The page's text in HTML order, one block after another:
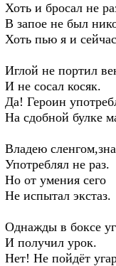
Хоть и бросал не
В запое не был
Хоть пью я и
Иглой не портил
И не сосал косяк.
Да! Героин
На сдобной булке
Владею
Употреблял не раз.
Но от умения сего
Не испытал экстаз.
Однажды в боксе
И получил урок.
Нет! Не пойдёт